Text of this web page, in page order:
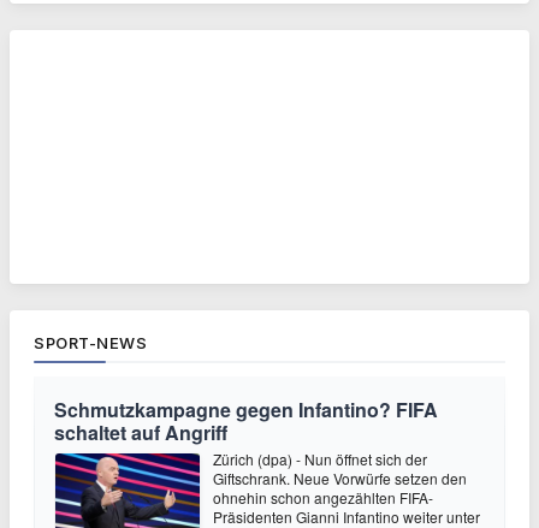
SPORT-NEWS
Schmutzkampagne gegen Infantino? FIFA
schaltet auf Angriff
Zürich (dpa) - Nun öffnet sich der
Giftschrank. Neue Vorwürfe setzen den
ohnehin schon angezählten FIFA-
Präsidenten Gianni Infantino weiter unter